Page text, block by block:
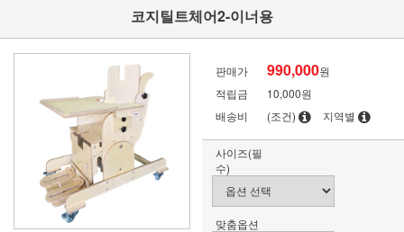
코지틸트체어2-이너용
판매가 990,000원
적립금
10,000원
배송비
(조건) 지역별
사이즈(필
수)
맞춤옵션